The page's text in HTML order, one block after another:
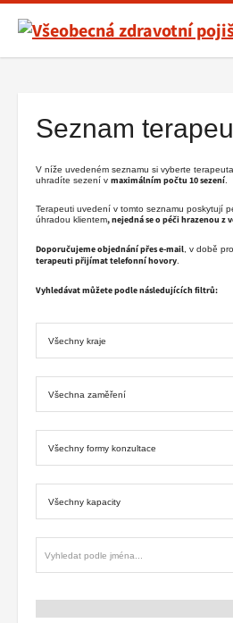
Všeobecná
zdravotní
hlavní
stránka
Seznam
V níže uvedeném seznamu si vyberte
uhradíte sezení v maximálním počtu 10 sezení
Terapeuti uvedení v tomto seznamu poskytují
úhradou klientem, nejedná se o péči hrazenou
Doporučujeme objednání přes e-mail , v době
terapeuti přijímat telefonní hovory
Vyhledávat můžete podle následujících filtrů: